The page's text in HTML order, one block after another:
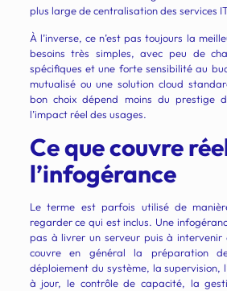
plus large de centralisation des services
À l’inverse, ce n’est pas toujours la
besoins très simples, avec peu de
spécifiques et une forte sensibilité au
mutualisé ou une solution cloud
bon choix dépend moins du prestige
l’impact réel des usages.
Ce que couvre
l’infogérance
Le terme est parfois utilisé de
regarder ce qui est inclus. Une
pas à livrer un serveur puis à intervenir
couvre en général la préparation de
déploiement du système, la supervision,
à jour, le contrôle de capacité, la